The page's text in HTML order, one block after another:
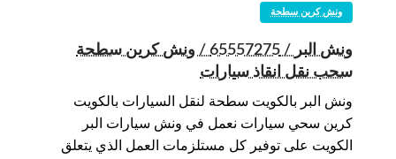
ونش كرين سطحة
ونش البر / 65557275 / ونش كرين سطحة
سحب نقل انقاذ سيارات
ونش البر بالكويت سطحة لنقل السيارات بالكويت
كرين سحي سيارات نعمل في ونش سيارات البر
الكويت على توفير كل مستلزمات العمل الذي يتعلق